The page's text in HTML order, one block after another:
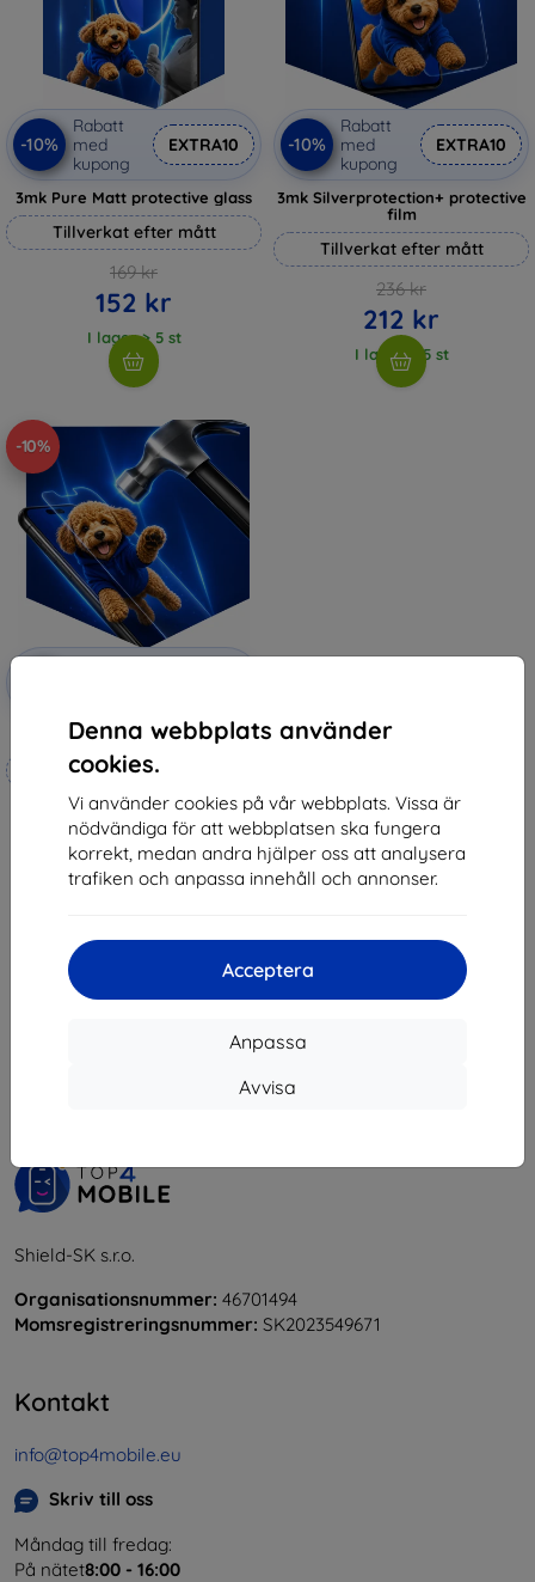
Denna webbplats använder
cookies.
Vi använder cookies på vår webbplats. Vissa är
nödvändiga för att webbplatsen ska fungera
korrekt, medan andra hjälper oss att analysera
trafiken och anpassa innehåll och annonser.
Acceptera
Anpassa
Avvisa
-10%
Rabatt
med
kupong
EXTRA10
3mk Pure Matt protective glass
Tillverkat efter mått
169 kr
152 kr
I lager > 5 st
-10%
Rabatt
med
kupong
EXTRA10
3mk Silverprotection+ protective
film
Tillverkat efter mått
236 kr
212 kr
I lager > 5 st
-10%
Rabatt
3mk Hammer protective film
Tillverkat efter mått
247 kr
222 kr
I lager 4 st
Shield-SK s.r.o.
Organisationsnummer: 46701494
Momsregistreringsnummer: SK2023549671
Kontakt
info@top4mobile.eu
Skriv till oss
Måndag till fredag:
På nätet8:00 - 16:00